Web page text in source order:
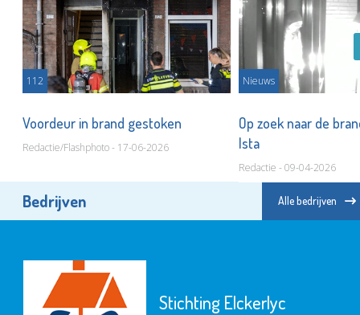
112
Voordeur in brand gestoken
Redactie/Flashphoto - 17-06-2026
Nieuws
Op zoek naar de
Ista
Redactie - 09-04-2026
Bedrijven Alle bedrijven
Stichting Elckerlyc